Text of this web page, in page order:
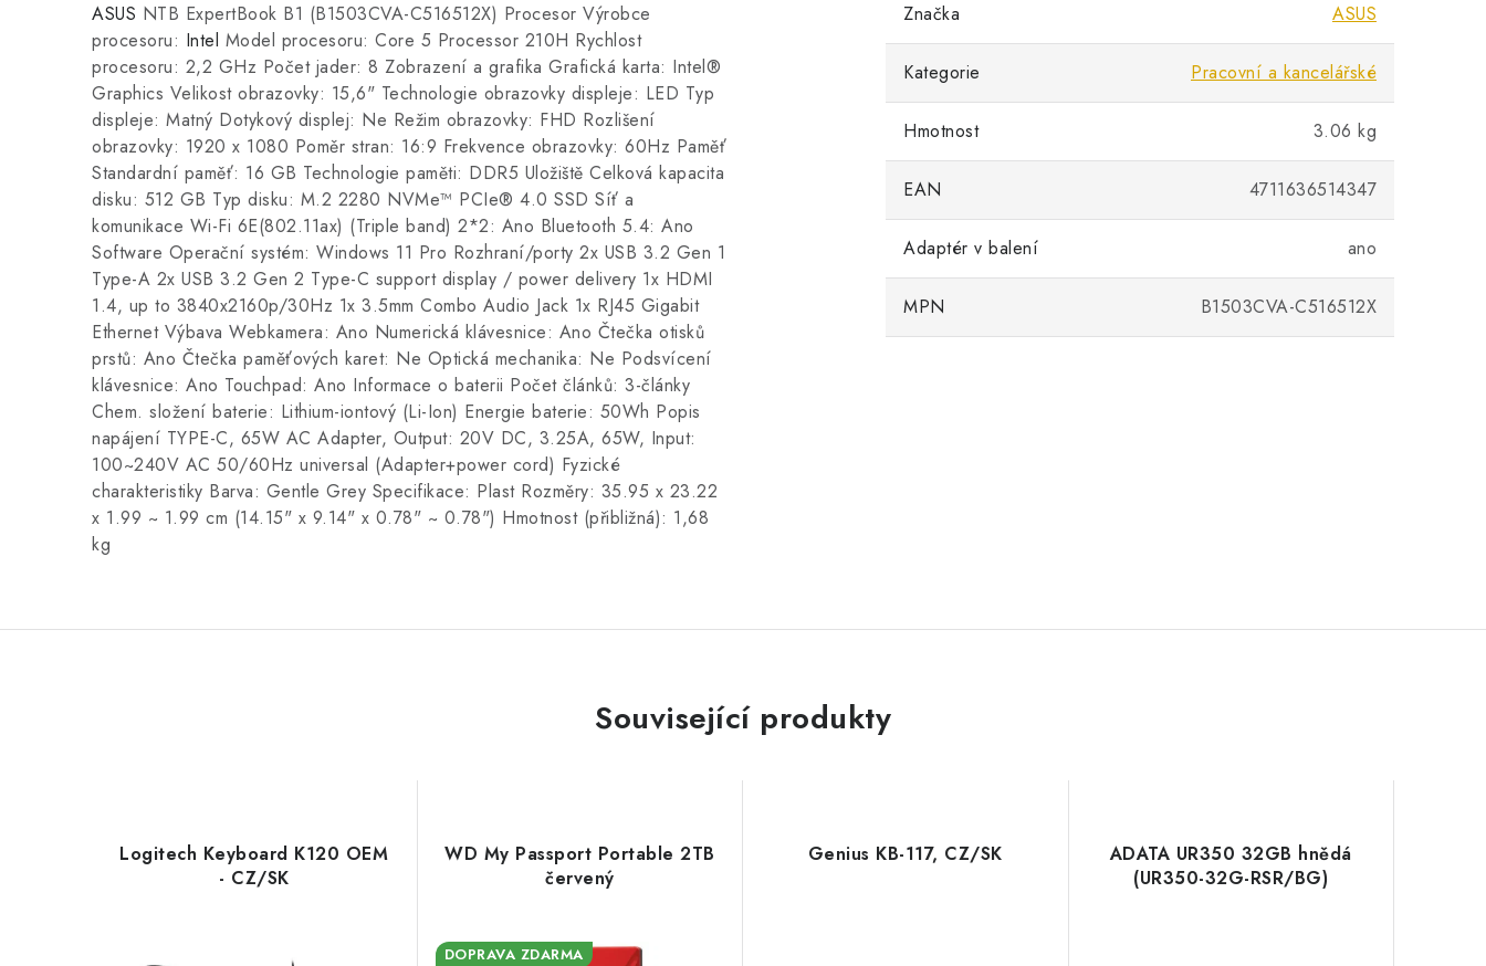
ASUS NTB ExpertBook B1 (B1503CVA-C516512X) Procesor Výrobce
procesoru: Intel Model procesoru: Core 5 Processor 210H Rychlost
procesoru: 2,2 GHz Počet jader: 8 Zobrazení a grafika Grafická karta: Intel®
Graphics Velikost obrazovky: 15,6" Technologie obrazovky displeje: LED Typ
displeje: Matný Dotykový displej: Ne Režim obrazovky: FHD Rozlišení
obrazovky: 1920 x 1080 Poměr stran: 16:9 Frekvence obrazovky: 60Hz Paměť
Standardní paměť: 16 GB Technologie paměti: DDR5 Uložiště Celková kapacita
disku: 512 GB Typ disku: M.2 2280 NVMe™ PCIe® 4.0 SSD Síť a
komunikace Wi-Fi 6E(802.11ax) (Triple band) 2*2: Ano Bluetooth 5.4: Ano
Software Operační systém: Windows 11 Pro Rozhraní/porty 2x USB 3.2 Gen 1
Type-A 2x USB 3.2 Gen 2 Type-C support display / power delivery 1x HDMI
1.4, up to 3840x2160p/30Hz 1x 3.5mm Combo Audio Jack 1x RJ45 Gigabit
Ethernet Výbava Webkamera: Ano Numerická klávesnice: Ano Čtečka otisků
prstů: Ano Čtečka paměťových karet: Ne Optická mechanika: Ne Podsvícení
klávesnice: Ano Touchpad: Ano Informace o baterii Počet článků: 3-články
Chem. složení baterie: Lithium-iontový (Li-Ion) Energie baterie: 50Wh Popis
napájení TYPE-C, 65W AC Adapter, Output: 20V DC, 3.25A, 65W, Input:
100~240V AC 50/60Hz universal (Adapter+power cord) Fyzické
charakteristiky Barva: Gentle Grey Specifikace: Plast Rozměry: 35.95 x 23.22
x 1.99 ~ 1.99 cm (14.15" x 9.14" x 0.78" ~ 0.78") Hmotnost (přibližná): 1,68
kg
Značka ASUS
Kategorie Pracovní a kancelářské
Hmotnost 3.06 kg
EAN 4711636514347
Adaptér v balení ano
MPN B1503CVA-C516512X
Související produkty
Logitech Keyboard K120 OEM
- CZ/SK
WD My Passport Portable 2TB
červený
DOPRAVA ZDARMA
Genius KB-117, CZ/SK
ADATA UR350 32GB hnědá
(UR350-32G-RSR/BG)